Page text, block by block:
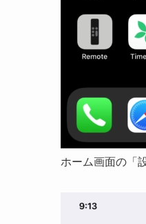
ホーム画面の「